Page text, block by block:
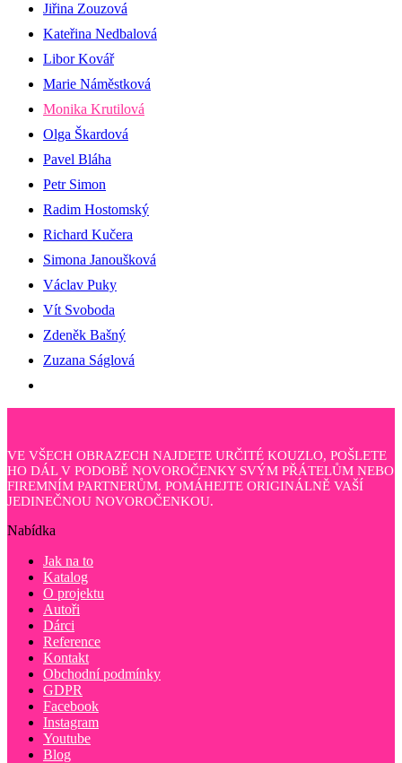
Jiřina Zouzová
Kateřina Nedbalová
Libor Kovář
Marie Náměstková
Monika Krutilová
Olga Škardová
Pavel Bláha
Petr Simon
Radim Hostomský
Richard Kučera
Simona Janoušková
Václav Puky
Vít Svoboda
Zdeněk Bašný
Zuzana Ságlová
VE VŠECH OBRAZECH NAJDETE URČITÉ KOUZLO, POŠLETE
HO DÁL V PODOBĚ NOVOROČENKY SVÝM PŘÁTELŮM NEBO
FIREMNÍM PARTNERŮM. POMÁHEJTE ORIGINÁLNĚ VAŠÍ
JEDINEČNOU NOVOROČENKOU.
Nabídka
Jak na to
Katalog
O projektu
Autoři
Dárci
Reference
Kontakt
Obchodní podmínky
GDPR
Facebook
Instagram
Youtube
Blog